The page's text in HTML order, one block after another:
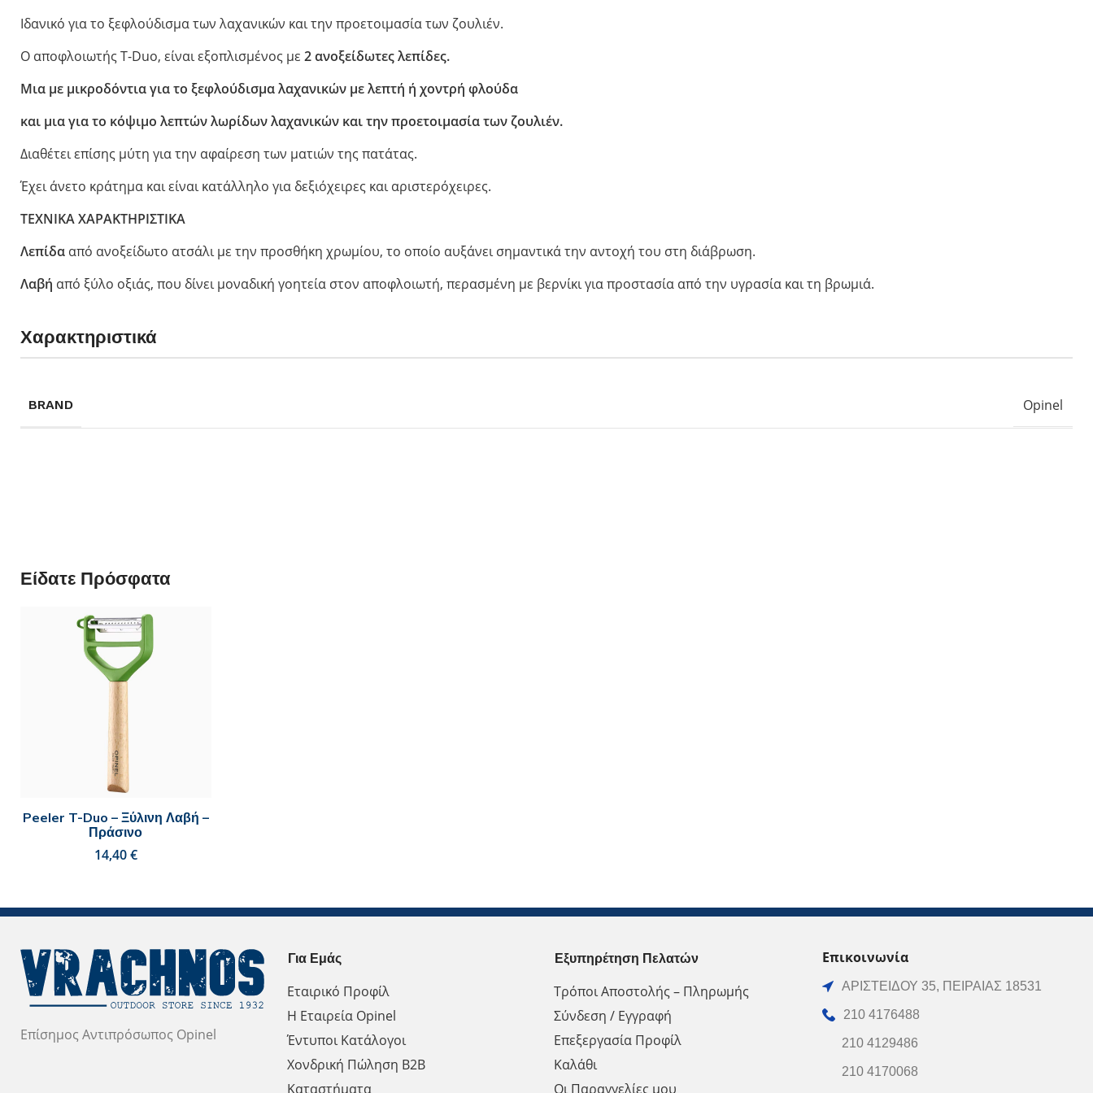
Opinel για Παιδιά
My First Opinel
Ο μικρός Chef
Ιδανικό για το ξεφλούδισμα των λαχανικών και την προετοιμασία των ζουλιέν.
Ο αποφλοιωτής T-Duo, είναι εξοπλισμένος με 2 ανοξείδωτες λεπίδες.
Μια με μικροδόντια για το ξεφλούδισμα λαχανικών με λεπτή ή χοντρή φλούδα
και μια για το κόψιμο λεπτών λωρίδων λαχανικών και την προετοιμασία των ζουλιέν.
Διαθέτει επίσης μύτη για την αφαίρεση των ματιών της πατάτας.
Έχει άνετο κράτημα και είναι κατάλληλο για δεξιόχειρες και αριστερόχειρες.
ΤΕΧΝΙΚΑ ΧΑΡΑΚΤΗΡΙΣΤΙΚΑ
Λεπίδα από ανοξείδωτο ατσάλι με την προσθήκη χρωμίου, το οποίο αυξάνει σημαντικά την αντοχή του στη διάβρωση.
Λαβή από ξύλο οξιάς, που δίνει μοναδική γοητεία στον αποφλοιωτή, περασμένη με βερνίκι για προστασία από την υγρασία και τη βρωμιά.
Χαρακτηριστικά
BRAND Opinel
Είδατε Πρόσφατα
Peeler T-Duo – Ξύλινη Λαβή –
Πράσινο
€
Επίσημος Αντιπρόσωπος Opinel
Για Εμάς
Εταιρικό Προφίλ
Η Εταιρεία Opinel
Έντυποι Κατάλογοι
Χονδρική Πώληση Β2Β
Καταστήματα
Εξυπηρέτηση Πελατών
Τρόποι Αποστολής – Πληρωμής
Σύνδεση / Εγγραφή
Επεξεργασία Προφίλ
Καλάθι
Οι Παραγγελίες μου
Επικοινωνία
ΑΡΙΣΤΕΙΔΟΥ 35, ΠΕΙΡΑΙΑΣ 18531
210 4176488
210 4129486
210 4170068